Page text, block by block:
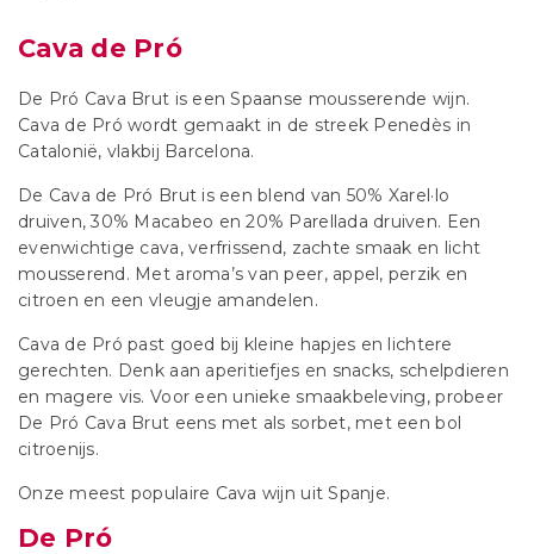
Cava de Pró
De Pró Cava Brut is een Spaanse mousserende wijn.
Cava de Pró wordt gemaakt in de streek Penedès in
Catalonië, vlakbij Barcelona.
De Cava de Pró Brut is een blend van 50% Xarel·lo
druiven, 30% Macabeo en 20% Parellada druiven. Een
evenwichtige cava, verfrissend, zachte smaak en licht
mousserend. Met aroma’s van peer, appel, perzik en
citroen en een vleugje amandelen.
Cava de Pró past goed bij kleine hapjes en lichtere
gerechten. Denk aan aperitiefjes en snacks, schelpdieren
en magere vis. Voor een unieke smaakbeleving, probeer
De Pró Cava Brut eens met als sorbet, met een bol
citroenijs.
Onze meest populaire Cava wijn uit Spanje.
De Pró